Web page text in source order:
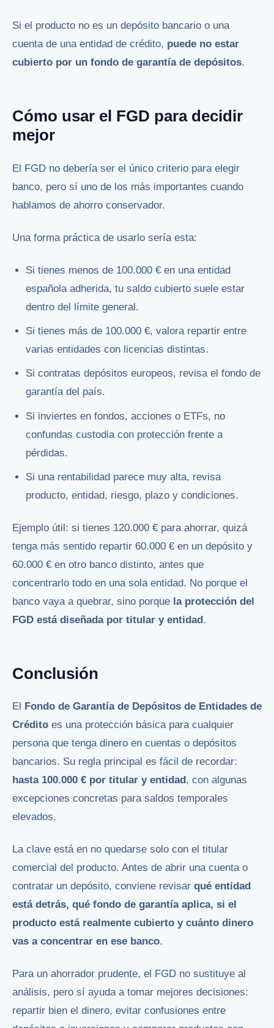
Si el producto no es un depósito bancario o una
cuenta de una entidad de crédito, puede no estar
cubierto por un fondo de garantía de depósitos.
Cómo usar el FGD para decidir
mejor
El FGD no debería ser el único criterio para elegir
banco, pero sí uno de los más importantes cuando
hablamos de ahorro conservador.
Una forma práctica de usarlo sería esta:
Si tienes menos de 100.000 € en una entidad
española adherida, tu saldo cubierto suele estar
dentro del límite general.
Si tienes más de 100.000 €, valora repartir entre
varias entidades con licencias distintas.
Si contratas depósitos europeos, revisa el fondo de
garantía del país.
Si inviertes en fondos, acciones o ETFs, no
confundas custodia con protección frente a
pérdidas.
Si una rentabilidad parece muy alta, revisa
producto, entidad, riesgo, plazo y condiciones.
Ejemplo útil: si tienes 120.000 € para ahorrar, quizá
tenga más sentido repartir 60.000 € en un depósito y
60.000 € en otro banco distinto, antes que
concentrarlo todo en una sola entidad. No porque el
banco vaya a quebrar, sino porque la protección del
FGD está diseñada por titular y entidad.
Conclusión
El
Fondo de Garantía de Depósitos de Entidades de
Crédito es una protección básica para cualquier
persona que tenga dinero en cuentas o depósitos
bancarios. Su regla principal es fácil de recordar:
hasta 100.000 € por titular y entidad , con algunas
excepciones concretas para saldos temporales
elevados.
La clave está en no quedarse solo con el titular
comercial del producto. Antes de abrir una cuenta o
contratar un depósito, conviene revisar qué entidad
está detrás, qué fondo de garantía aplica, si el
producto está realmente cubierto y cuánto dinero
vas a concentrar en ese banco.
Para un ahorrador prudente, el FGD no sustituye al
análisis, pero sí ayuda a tomar mejores decisiones:
repartir bien el dinero, evitar confusiones entre